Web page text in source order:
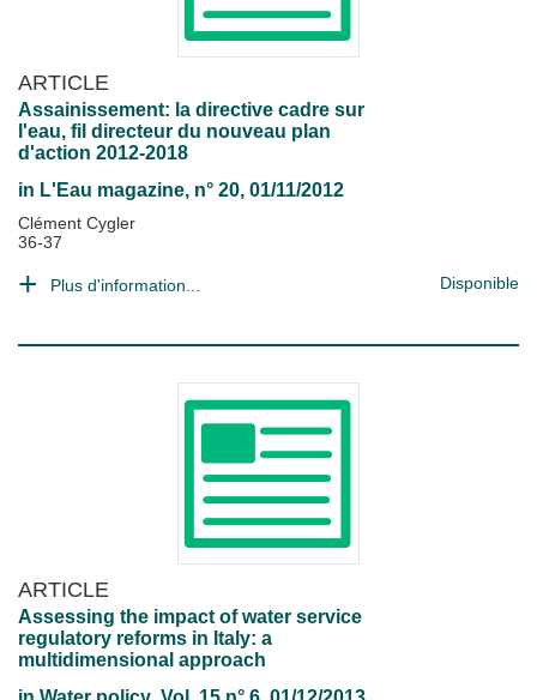
ARTICLE
Assainissement: la directive cadre sur
l'eau, fil directeur du nouveau plan
d'action 2012-2018
in L'Eau magazine, n° 20, 01/11/2012
Clément Cygler
36-37
Plus d'information... Disponible
ARTICLE
Assessing the impact of water service
regulatory reforms in Italy: a
multidimensional approach